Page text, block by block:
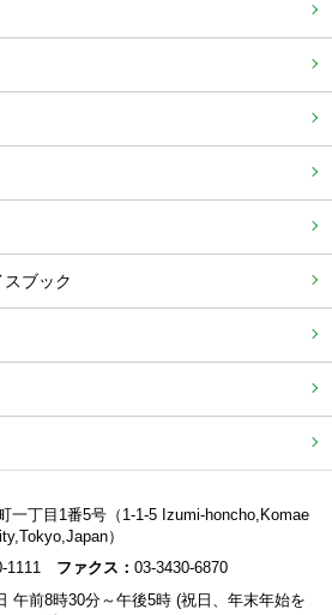
ブック
一丁目1番5号（1-1-5 Izumi-honcho,Komae
）
1111 ファクス： 03-3430-6870
午前8時30分～午後5時 (祝日、年末年始を